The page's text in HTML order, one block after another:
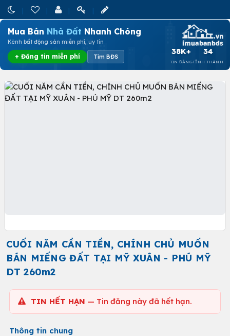
Mua Bán Nhà Đất Nhanh Chóng
Kênh bất động sản miễn phí, uy tín
+ Đăng tin miễn phí Tìm BĐS
38K+
TIN ĐĂNG
34
TỈNH THÀNH
CUỐI NĂM CẦN TIỀN, CHÍNH CHỦ MUỐN
BÁN MIẾNG ĐẤT TẠI MỸ XUÂN - PHÚ MỸ
DT 260m2
TIN HẾT HẠN — Tin đăng này đã hết hạn.
Thông tin chung